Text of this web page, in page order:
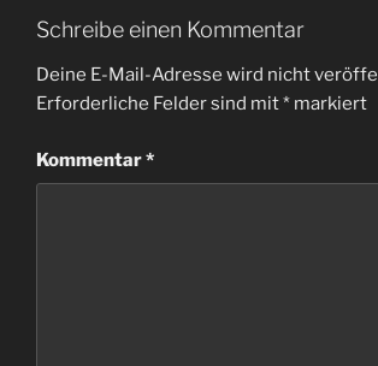
Schreibe einen Kommentar
Deine E-Mail-Adresse wird nicht
Erforderliche Felder sind mit* markiert
Kommentar*